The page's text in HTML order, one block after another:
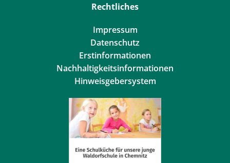
Rechtliches
Impressum
Datenschutz
Erstinformationen
Nachhaltigkeitsinformationen
Hinweisgebersystem